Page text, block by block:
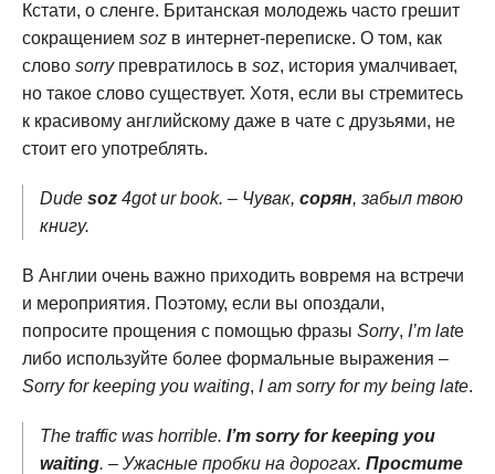
Кстати, о сленге. Британская молодежь часто грешит
сокращением soz в интернет-переписке. О том, как
слово sorryпревратилось в soz, история умалчивает,
но такое слово существует. Хотя, если вы стремитесь
к красивому английскому даже в чате с друзьями, не
стоит его употреблять.
Dude soz 4got ur book. – Чувак, сорян, забыл твою
книгу.
В Англии очень важно приходить вовремя на встречи
и мероприятия. Поэтому, если вы опоздали,
попросите прощения с помощью фразы Sorry, I’m late
либо используйте более формальные выражения –
Sorry for keeping you waiting, I am sorry for my being late.
The traffic was horrible. I’m sorry for keeping you
waiting. – Ужасные пробки на дорогах. Простите